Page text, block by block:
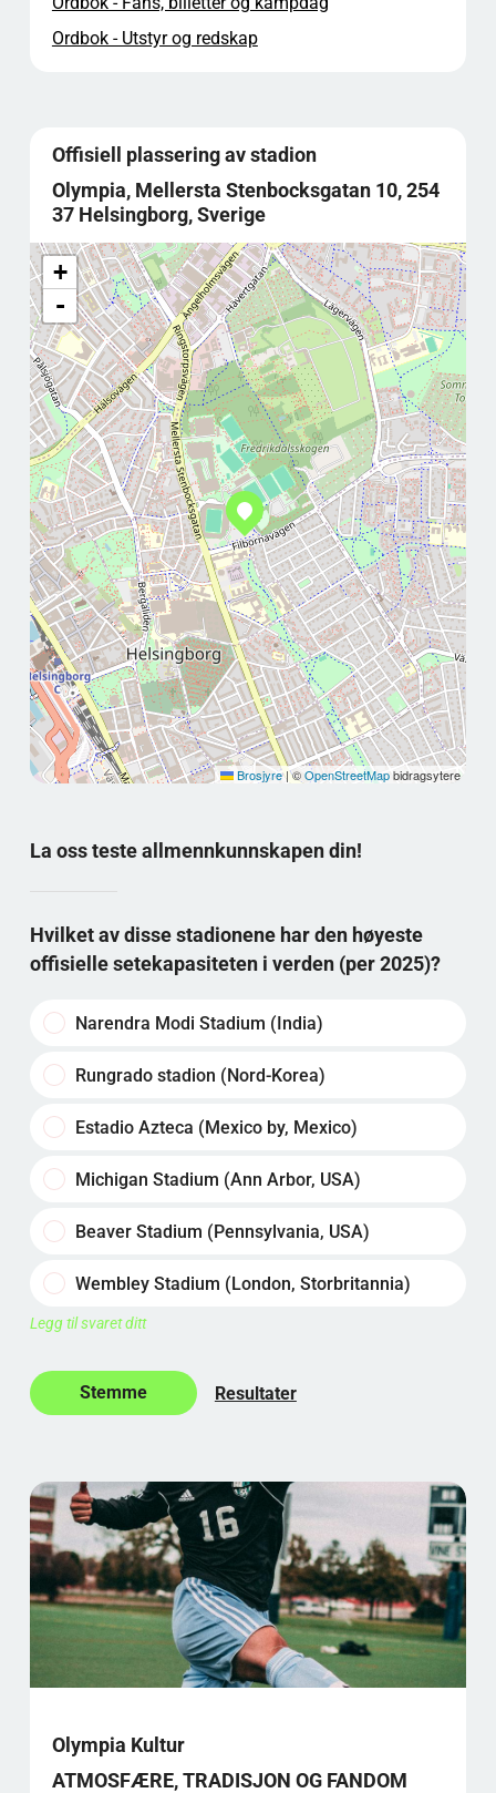
Ordbok - Utstyr og redskap
Offisiell plassering av stadion
Olympia, Mellersta Stenbocksgatan 10, 254
37 Helsingborg, Sverige
+
-
Brosjyre|©OpenStreetMapbidragsytere
La oss teste allmennkunnskapen din!
Hvilket av disse stadionene har den høyeste
offisielle setekapasiteten i verden (per 2025)?
Narendra Modi Stadium (India)
Rungrado stadion (Nord-Korea)
Estadio Azteca (Mexico by, Mexico)
Michigan Stadium (Ann Arbor, USA)
Beaver Stadium (Pennsylvania, USA)
Wembley Stadium (London, Storbritannia)
Legg til svaret ditt
Resultater
Olympia Kultur
ATMOSFÆRE, TRADISJON OG FANDOM